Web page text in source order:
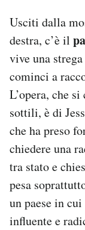
Usciti dalla
destra, c’è il
vive una
cominci a
L’opera, che
sottili, è di
che ha preso
chiedere una
tra stato e
pesa
un paese in
influente e